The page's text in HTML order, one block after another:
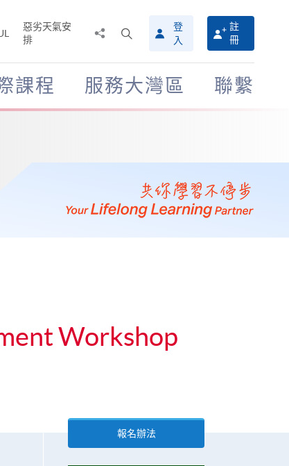
惡劣天氣安
排
搜
尋
介
面
登
入
註
冊
課程 服務大灣區 聯繫
Workshop
報名辦法